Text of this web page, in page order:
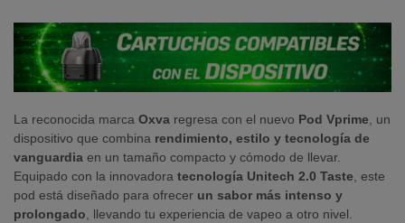
La reconocida marca Oxva regresa con el nuevo Pod Vprime , un
dispositivo que combina rendimiento, estilo y tecnología de
vanguardia en un tamaño compacto y cómodo de llevar.
Equipado con la innovadora tecnología Unitech 2.0 Taste , este
pod está diseñado para ofrecer un sabor más intenso y
prolongado , llevando tu experiencia de vapeo a otro nivel.